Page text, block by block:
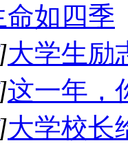
命如四季
大学生励
这一年，
大学校长